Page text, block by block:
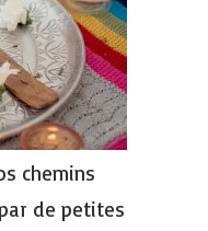
chemins
de petites